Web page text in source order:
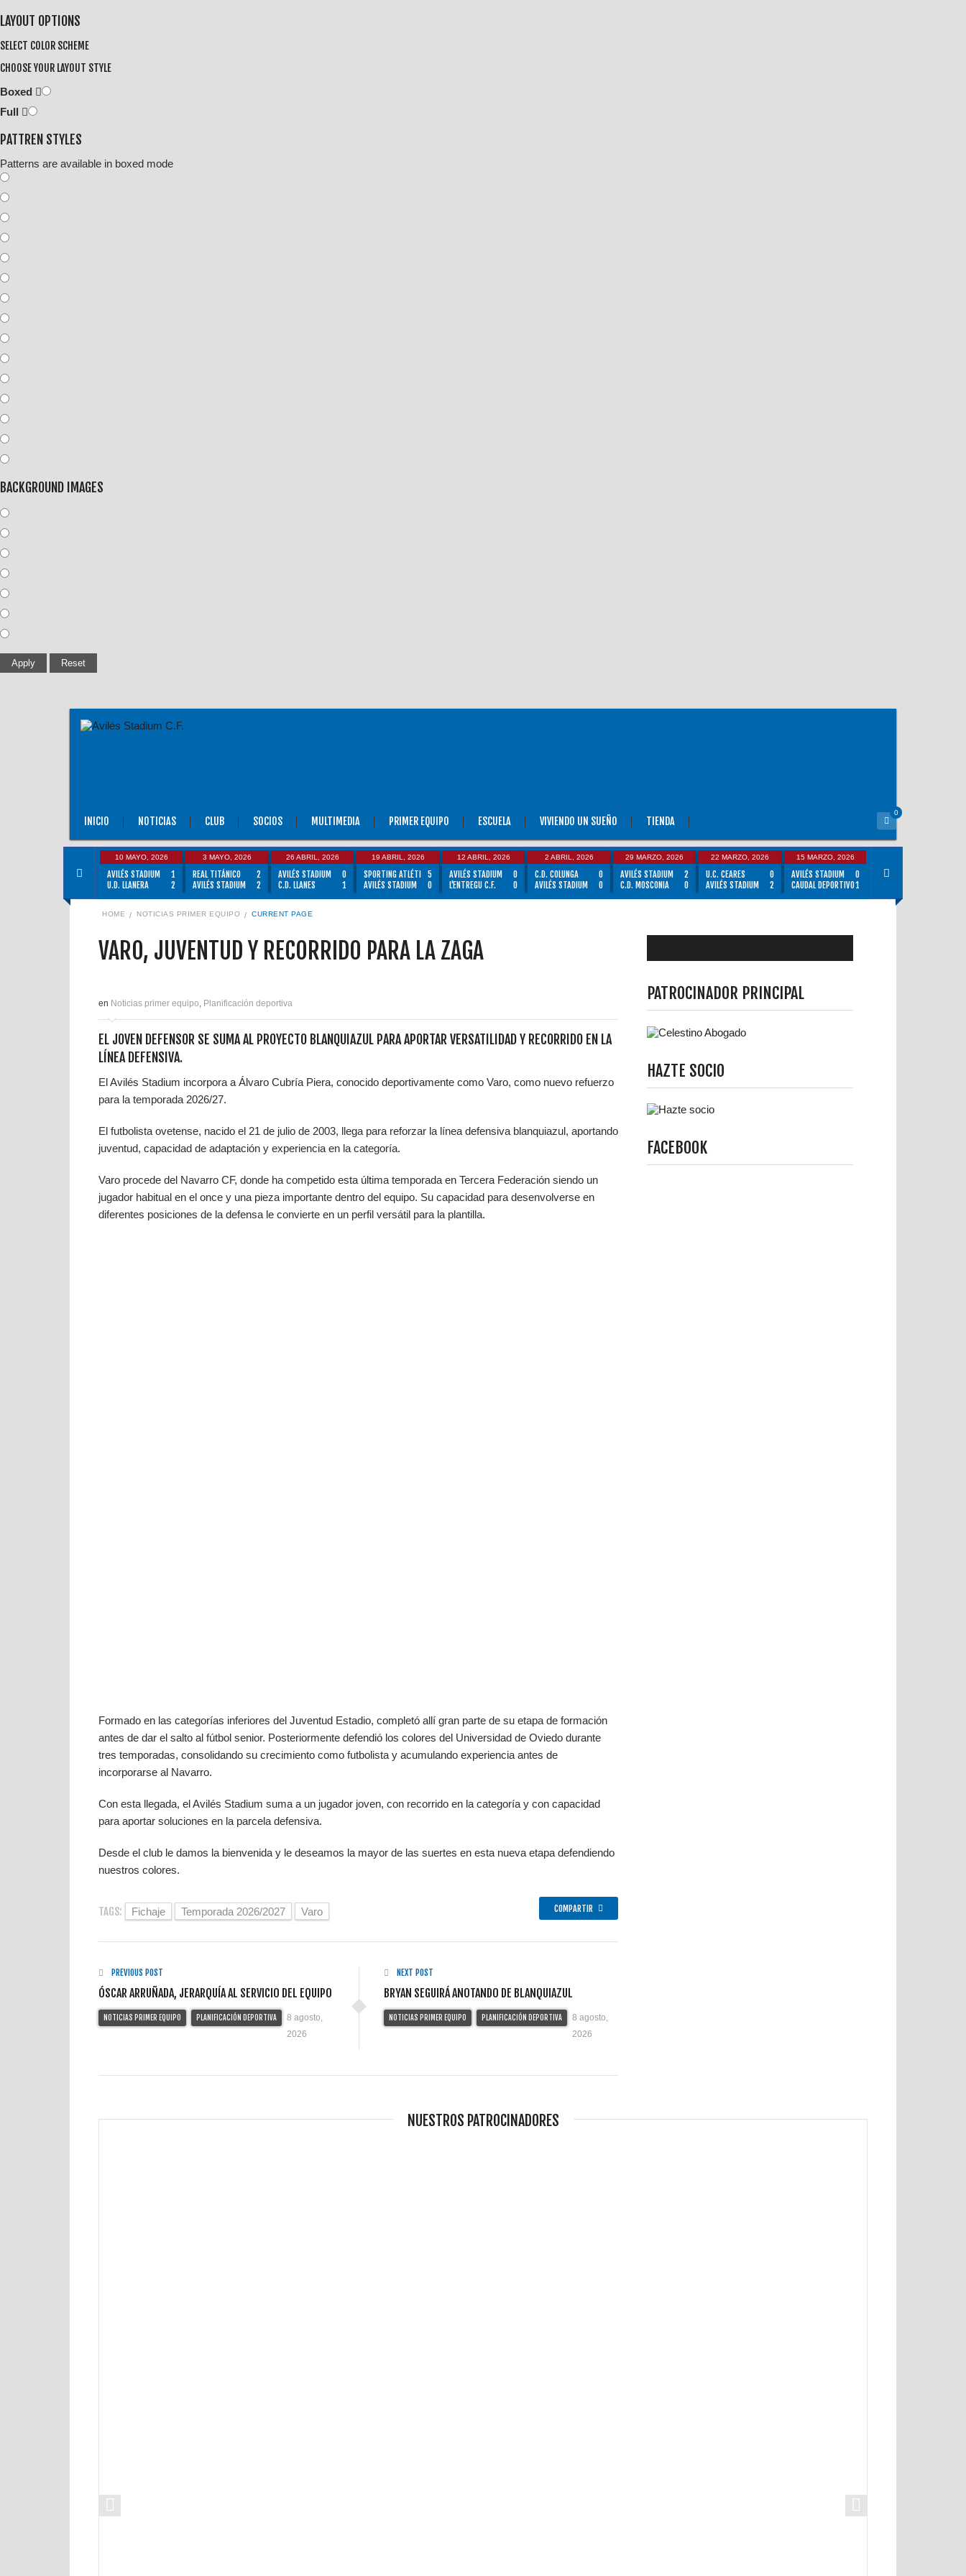
LAYOUT OPTIONS
SELECT COLOR SCHEME
CHOOSE YOUR LAYOUT STYLE
Boxed
Full
PATTREN STYLES
Patterns are available in boxed mode
BACKGROUND IMAGES
INICIO NOTICIAS CLUB SOCIOS MULTIMEDIA PRIMER EQUIPO ESCUELA VIVIENDO UN SUEÑO TIENDA
0
10 MAYO, 2026
AVILÉS STADIUM
1
U.D. LLANERA
2
3 MAYO, 2026
REAL TITÁNICO
2
AVILÉS STADIUM
2
26 ABRIL, 2026
AVILÉS STADIUM
0
C.D. LLANES
1
19 ABRIL, 2026
SPORTING ATLÉTI
5
AVILÉS STADIUM
0
12 ABRIL, 2026
AVILÉS STADIUM
0
L'ENTREGU C.F.
0
2 ABRIL, 2026
C.D. COLUNGA
0
AVILÉS STADIUM
0
29 MARZO, 2026
AVILÉS STADIUM
2
C.D. MOSCONIA
0
22 MARZO, 2026
U.C. CEARES
0
AVILÉS STADIUM
2
15 MARZO, 2026
AVILÉS STADIUM
0
CAUDAL DEPORTIVO1
HOME NOTICIAS PRIMER EQUIPO CURRENT PAGE
VARO, JUVENTUD Y RECORRIDO PARA LA ZAGA
en Noticias primer equipo, Planificación deportiva
EL JOVEN DEFENSOR SE SUMA AL PROYECTO BLANQUIAZUL PARA APORTAR VERSATILIDAD Y RECORRIDO EN LA
LÍNEA DEFENSIVA.
El Avilés Stadium incorpora a Álvaro Cubría Piera, conocido deportivamente como Varo, como nuevo refuerzo
para la temporada 2026/27.
El futbolista ovetense, nacido el 21 de julio de 2003, llega para reforzar la línea defensiva blanquiazul, aportando
juventud, capacidad de adaptación y experiencia en la categoría.
Varo procede del Navarro CF, donde ha competido esta última temporada en Tercera Federación siendo un
jugador habitual en el once y una pieza importante dentro del equipo. Su capacidad para desenvolverse en
diferentes posiciones de la defensa le convierte en un perfil versátil para la plantilla.
Formado en las categorías inferiores del Juventud Estadio, completó allí gran parte de su etapa de formación
antes de dar el salto al fútbol senior. Posteriormente defendió los colores del Universidad de Oviedo durante
tres temporadas, consolidando su crecimiento como futbolista y acumulando experiencia antes de
incorporarse al Navarro.
Con esta llegada, el Avilés Stadium suma a un jugador joven, con recorrido en la categoría y con capacidad
para aportar soluciones en la parcela defensiva.
Desde el club le damos la bienvenida y le deseamos la mayor de las suertes en esta nueva etapa defendiendo
nuestros colores.
TAGS: Fichaje Temporada 2026/2027 Varo COMPARTIR
PREVIOUS POST
ÓSCAR ARRUÑADA, JERARQUÍA AL SERVICIO DEL EQUIPO
NOTICIAS PRIMER EQUIPO PLANIFICACIÓN DEPORTIVA
8 agosto,
2026
NEXT POST
BRYAN SEGUIRÁ ANOTANDO DE BLANQUIAZUL
NOTICIAS PRIMER EQUIPO PLANIFICACIÓN DEPORTIVA
8 agosto,
2026
PATROCINADOR PRINCIPAL
HAZTE SOCIO
FACEBOOK
NUESTROS PATROCINADORES